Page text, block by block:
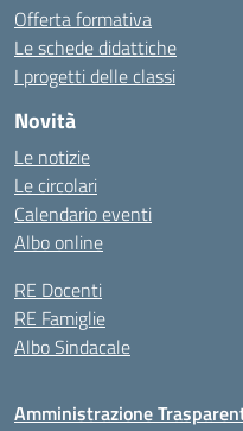
Offerta formativa
Le schede didattiche
I progetti delle classi
Novità
Le notizie
Le circolari
Calendario eventi
Albo online
RE Docenti
RE Famiglie
Albo Sindacale
Amministrazione